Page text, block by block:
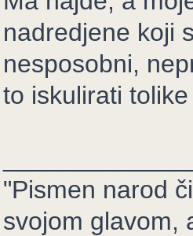
nadredjene koji
nesposobni,
to iskulirati
"Pismen narod
svojom glavom,